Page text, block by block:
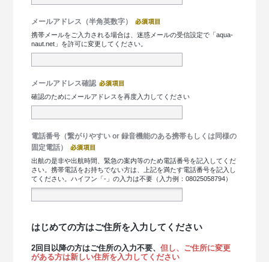
メールアドレス（半角英数字）
携帯メールをご入力される場合は、迷惑メールの受信設定で「aqua-
naut.net」を許可に変更してください。
メールアドレス確認
確認のためにメールアドレスを再度入力してください
電話番号（繋がりやすい or 録音機能のある携帯もしくは同様の
固定電話）
出航の是非や出航時間、緊急の案内等のため電話番号を記入してくだ
さい。携帯電話をお持ちでない方は、上記を満たす電話番号を記入し
てください。ハイフン「-」の入力は不要（入力例：08025058794）
はじめての方はご住所を入力してください
2回目以降の方はご住所の入力不要、但し、ご住所に変更
がある方は新しい住所を入力してください